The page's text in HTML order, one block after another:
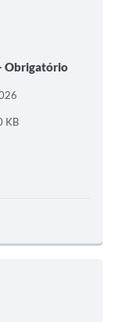
Obrigatório
KB